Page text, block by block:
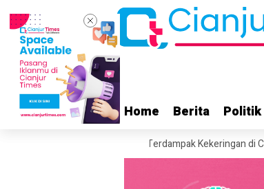
Home Berita Politik
Home Berita Politik
Air Bersih ke Wilayah Terdampak Kekeringan di Cianjur